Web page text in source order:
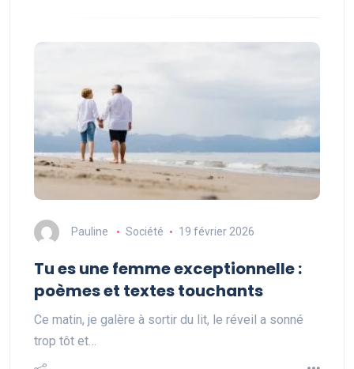
Pauline Société 19 février 2026
Tu es une femme exceptionnelle :
poèmes et textes touchants
Ce matin, je galère à sortir du lit, le réveil a sonné
trop tôt et…